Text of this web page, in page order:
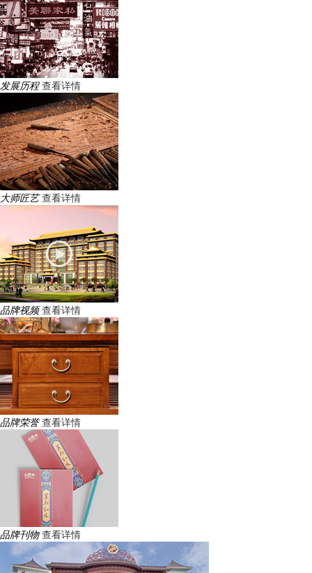
发展历程 查看详情
大师匠艺 查看详情
品牌视频 查看详情
品牌荣誉 查看详情
品牌刊物 查看详情